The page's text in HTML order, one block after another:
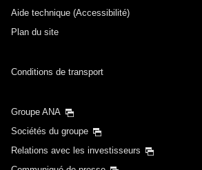
Aide technique (Accessibilité)
Plan du site
Conditions de transport
Groupe ANA
Sociétés du groupe
Relations avec les investisseurs